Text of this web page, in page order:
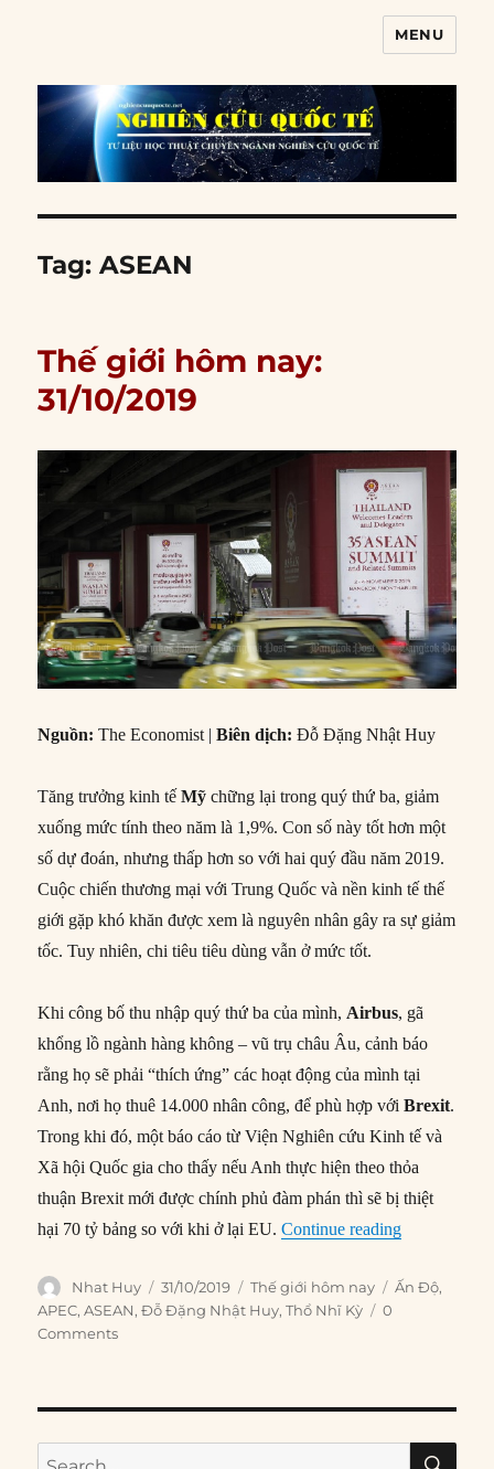
MENU
Tag:ASEAN
Thế giới hôm nay:
31/10/2019
Nguồn: The Economist |Biên dịch: Đỗ Đặng Nhật Huy
Tăng trưởng kinh tếMỹ chững lại trong quý thứ ba, giảm
xuống mức tính theo năm là 1,9%. Con số này tốt hơn một
số dự đoán, nhưng thấp hơn so với hai quý đầu năm 2019.
Cuộc chiến thương mại với Trung Quốc và nền kinh tế thế
giới gặp khó khăn được xem là nguyên nhân gây ra sự giảm
tốc. Tuy nhiên, chi tiêu tiêu dùng vẫn ở mức tốt.
Khi công bố thu nhập quý thứ ba của mình, Airbus, gã
khổng lồ ngành hàng không – vũ trụ châu Âu, cảnh báo
rằng họ sẽ phải “thích ứng” các hoạt động của mình tại
Anh, nơi họ thuê 14.000 nhân công, để phù hợp vớiBrexit.
Trong khi đó, một báo cáo từ Viện Nghiên cứu Kinh tế và
Xã hội Quốc gia cho thấy nếu Anh thực hiện theo thỏa
thuận Brexit mới được chính phủ đàm phán thì sẽ bị thiệt
hại 70 tỷ bảng so với khi ở lại EU.Continue reading“Thế giới
Author
Nhat Huy
Posted
on
31/10/2019 Categories
Thế giới hôm nay Tags
Ấn Độ,
APEC,ASEAN,Đỗ Đặng Nhật Huy,Thổ Nhĩ Kỳ
0
Comments
Search